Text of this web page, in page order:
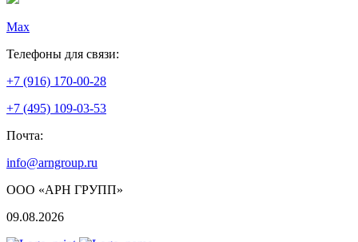
Max
Телефоны для связи:
+7 (916) 170-00-28
+7 (495) 109-03-53
Почта:
info@arngroup.ru
ООО «АРН ГРУПП»
09.08.2026